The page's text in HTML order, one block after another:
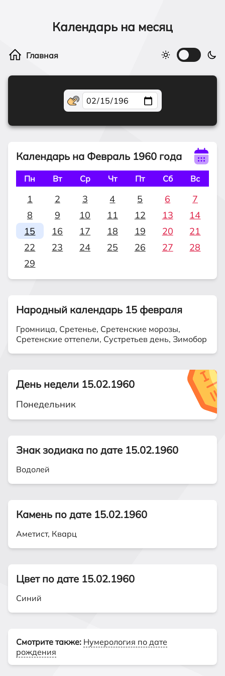
Календарь на месяц
Календарь на Февраль 1960 года
Пн Вт Ср Чт Пт Сб Вс
1 2 3 4 5 6
7
8
9 10 11 12 13
14
15
16 17 18 19 20
21
22
23 24 25 26 27
28
29
Народный календарь 15 февраля
Громница, Сретенье, Сретенские морозы,
Сретенские оттепели, Сустретьев день, Зимобор
День недели 15.02.1960
Понедельник
Знак зодиака по дате 15.02.1960
Водолей
Камень по дате 15.02.1960
Аметист, Кварц
Цвет по дате 15.02.1960
Синий
Смотрите также: Нумерология по дате
рождения